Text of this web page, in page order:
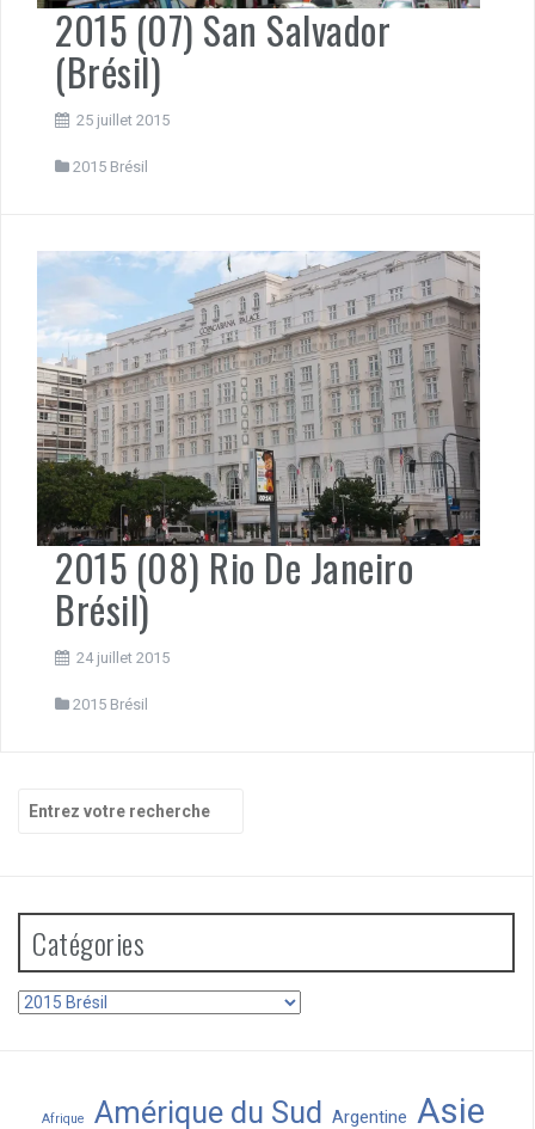
2015 (07) San Salvador
(Brésil)
25 juillet 2015
2015 Brésil
2015 (08) Rio De Janeiro
Brésil)
24 juillet 2015
2015 Brésil
Recherche
pour
Catégories
Catégories
Afrique Amérique du Sud Argentine Asie